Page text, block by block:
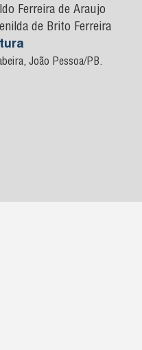
Ferreira de Araujo
de Brito Ferreira
João Pessoa/PB.